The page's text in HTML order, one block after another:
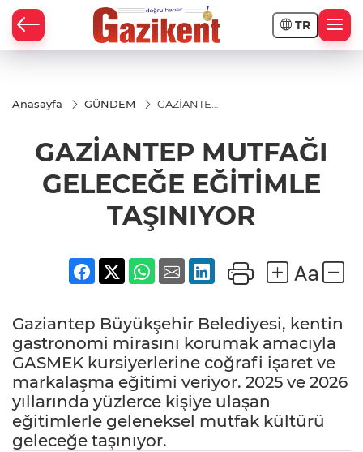
TR
Anasayfa GÜNDEM
GAZİANTEP
EĞİTİMLE
TAŞINIYOR
GAZİANTEP MUTFAĞI
GELECEĞE EĞİTİMLE
TAŞINIYOR
Gaziantep Büyükşehir Belediyesi, kentin
gastronomi mirasını korumak amacıyla
GASMEK kursiyerlerine coğrafi işaret ve
markalaşma eğitimi veriyor. 2025 ve 2026
yıllarında yüzlerce kişiye ulaşan
eğitimlerle geleneksel mutfak kültürü
geleceğe taşınıyor.